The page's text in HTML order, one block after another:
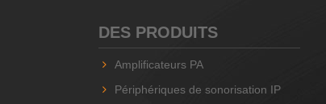
DES PRODUITS
Amplificateurs PA
Périphériques de sonorisation IP